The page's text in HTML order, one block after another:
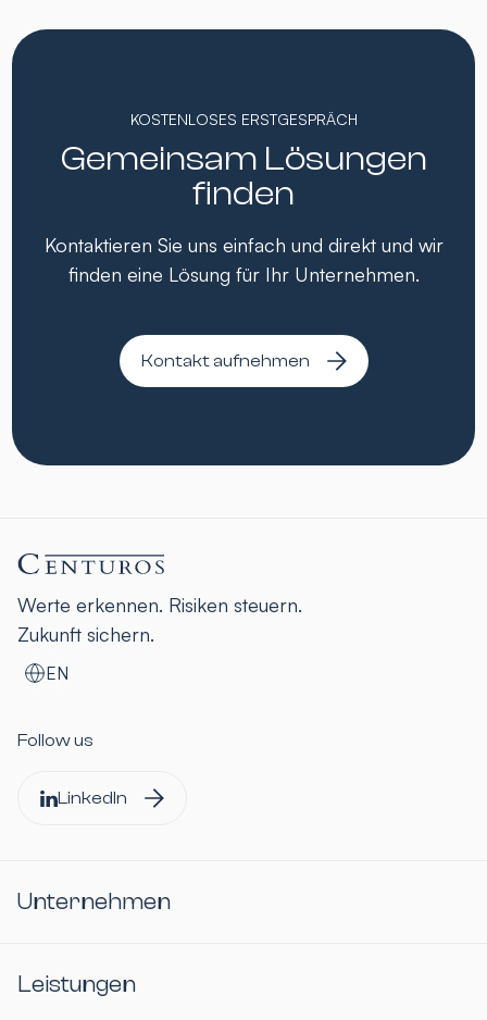
KOSTENLOSES ERSTGESPRÄCH
Gemeinsam Lösungen
finden
Kontaktieren Sie uns einfach und direkt und wir
finden eine Lösung für Ihr Unternehmen.
Kontakt aufnehmen
Werte erkennen. Risiken steuern.
Zukunft sichern.
EN
Follow us
LinkedIn
Unternehmen
Leistungen